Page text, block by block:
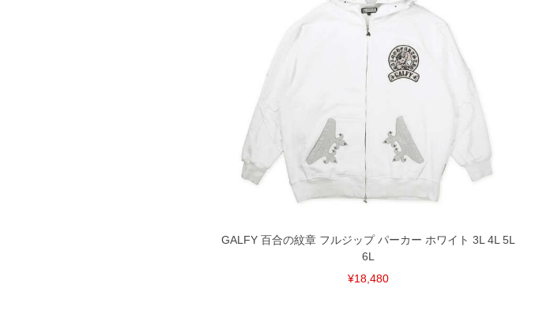
GALFY 百合の紋章 フルジップ パーカー ホワイト 3L 4L 5L
6L
¥18,480